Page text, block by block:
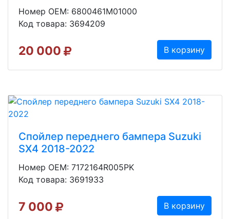
Номер OEM: 6800461M01000
Код товара: 3694209
20 000 В корзину
Спойлер переднего бампера Suzuki
SX4 2018-2022
Номер OEM: 7172164R005PK
Код товара: 3691933
7 000 В корзину